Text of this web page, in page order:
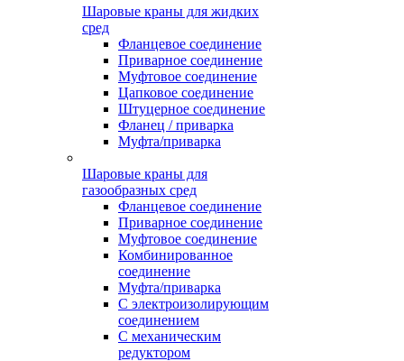
Шаровые краны для жидких
сред
Фланцевое соединение
Приварное соединение
Муфтовое соединение
Цапковое соединение
Штуцерное соединение
Фланец / приварка
Муфта/приварка
Шаровые краны для
газообразных сред
Фланцевое соединение
Приварное соединение
Муфтовое соединение
Комбинированное
соединение
Муфта/приварка
С электроизолирующим
соединением
С механическим
редуктором